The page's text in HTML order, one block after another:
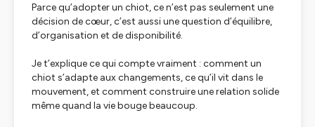
Parce qu’adopter un chiot, ce n’est pas seulement une
décision de cœur, c’est aussi une question d’équilibre,
d’organisation et de disponibilité.
Je t’explique ce qui compte vraiment : comment un
chiot s’adapte aux changements, ce qu’il vit dans le
mouvement, et comment construire une relation solide
même quand la vie bouge beaucoup.